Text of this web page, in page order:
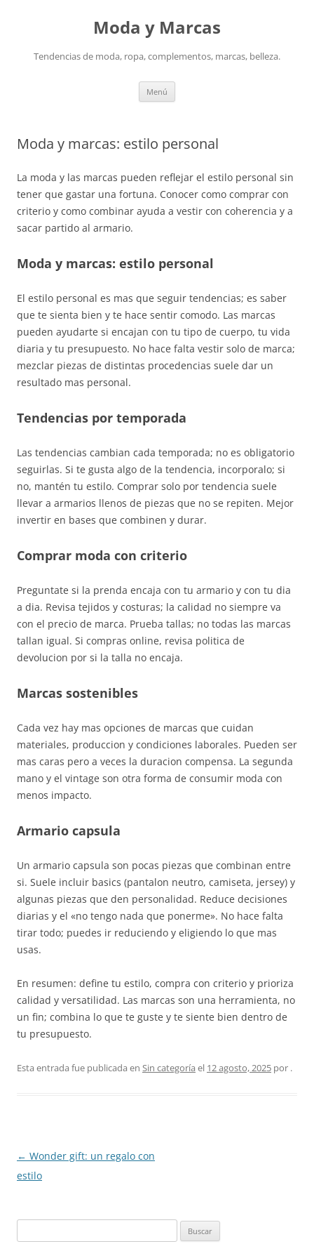
Moda y Marcas
Tendencias de moda, ropa, complementos, marcas, belleza.
Menú
Moda y marcas: estilo personal
La moda y las marcas pueden reflejar el estilo personal sin
tener que gastar una fortuna. Conocer como comprar con
criterio y como combinar ayuda a vestir con coherencia y a
sacar partido al armario.
Moda y marcas: estilo personal
El estilo personal es mas que seguir tendencias; es saber
que te sienta bien y te hace sentir comodo. Las marcas
pueden ayudarte si encajan con tu tipo de cuerpo, tu vida
diaria y tu presupuesto. No hace falta vestir solo de marca;
mezclar piezas de distintas procedencias suele dar un
resultado mas personal.
Tendencias por temporada
Las tendencias cambian cada temporada; no es obligatorio
seguirlas. Si te gusta algo de la tendencia, incorporalo; si
no, mantén tu estilo. Comprar solo por tendencia suele
llevar a armarios llenos de piezas que no se repiten. Mejor
invertir en bases que combinen y durar.
Comprar moda con criterio
Preguntate si la prenda encaja con tu armario y con tu dia
a dia. Revisa tejidos y costuras; la calidad no siempre va
con el precio de marca. Prueba tallas; no todas las marcas
tallan igual. Si compras online, revisa politica de
devolucion por si la talla no encaja.
Marcas sostenibles
Cada vez hay mas opciones de marcas que cuidan
materiales, produccion y condiciones laborales. Pueden ser
mas caras pero a veces la duracion compensa. La segunda
mano y el vintage son otra forma de consumir moda con
menos impacto.
Armario capsula
Un armario capsula son pocas piezas que combinan entre
si. Suele incluir basics (pantalon neutro, camiseta, jersey) y
algunas piezas que den personalidad. Reduce decisiones
diarias y el «no tengo nada que ponerme». No hace falta
tirar todo; puedes ir reduciendo y eligiendo lo que mas
usas.
En resumen: define tu estilo, compra con criterio y prioriza
calidad y versatilidad. Las marcas son una herramienta, no
un fin; combina lo que te guste y te siente bien dentro de
tu presupuesto.
Esta entrada fue publicada en Sin categoría el 12 agosto, 2025 por .
Navegación
de
← Wonder gift: un regalo con
estilo